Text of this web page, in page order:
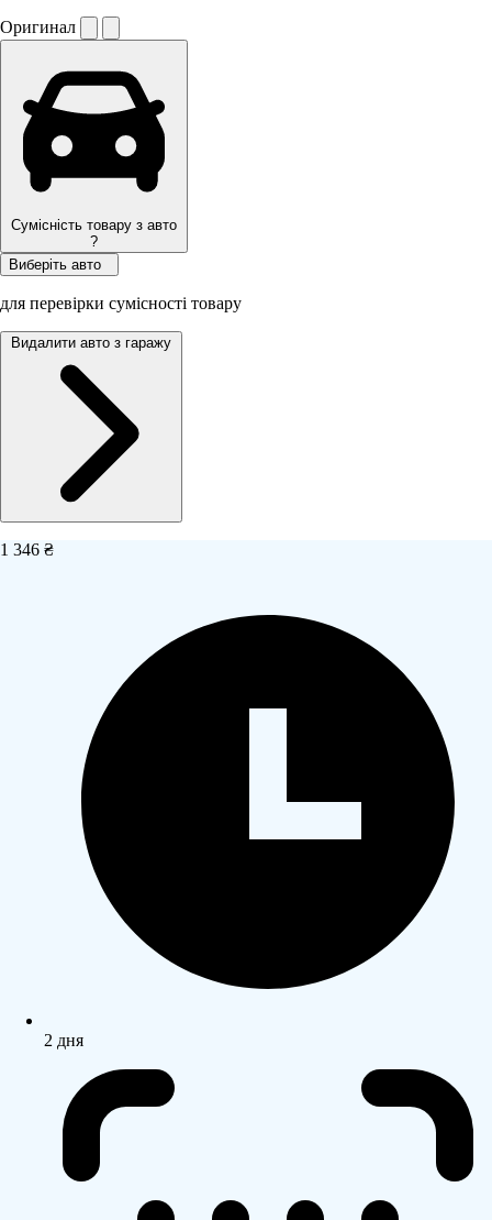
Оригинал
Сумісність товару з авто
?
Виберіть авто
для перевірки сумісності товару
Видалити авто з гаражу
1 346 ₴
2 дня